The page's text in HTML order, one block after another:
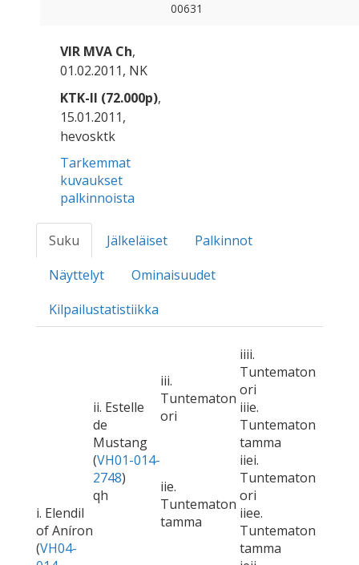
00631
VIR MVA Ch,
01.02.2011, NK
KTK-II (72.000p),
15.01.2011,
hevosktk
Tarkemmat
kuvaukset
palkinnoista
Suku Jälkeläiset
Palkinnot
Näyttelyt
Ominaisuudet
Kilpailustatistiikka
i. Elendil
of Aníron
(VH04-
ii. Estelle
de
Mustang
(VH01-014-
2748)
qh
iii.
Tuntematon
ori
iiii.
Tuntematon
ori
iiie.
Tuntematon
tamma
iie.
Tuntematon
tamma
iiei.
Tuntematon
ori
iiee.
Tuntematon
tamma